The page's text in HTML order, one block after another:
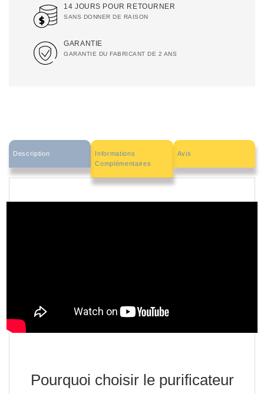
14 JOURS POUR RETOURNER
SANS DONNER DE RAISON
GARANTIE
GARANTIE DU FABRICANT DE 2 ANS
Description
Informations
Complémentaires
Avis
Pourquoi choisir le purificateur